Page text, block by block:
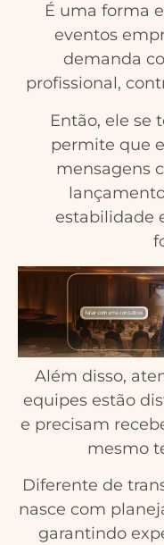
É uma forma
eventos
demanda
profissional,
Então, ele se
permite que
mensagens
estabilidade
Além disso,
equipes estão
e precisam
mesmo
Diferente de
nasce com
garantindo